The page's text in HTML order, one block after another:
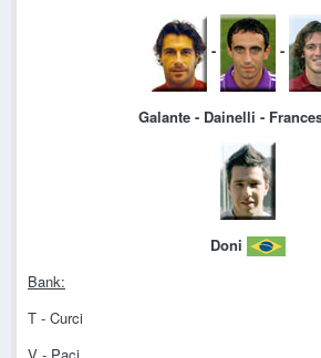
- -
Galante - Dainelli -
Doni
Bank:
T - Curci